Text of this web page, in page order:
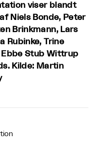
viser blandt
Niels Bonde, Peter
Brinkmann, Lars
Rubinke, Trine
Stub Wittrup
Kilde: Martin